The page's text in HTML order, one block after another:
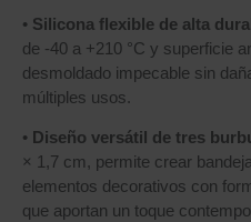
• Silicona flexible de alta
de -40 a +210 °C y superficie
desmoldado impecable sin
múltiples usos.
• Diseño versátil de tres
× 1,7 cm, permite crear
elementos decorativos con
que aportan un toque